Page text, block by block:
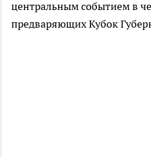
центральным событием в
предваряющих Кубок